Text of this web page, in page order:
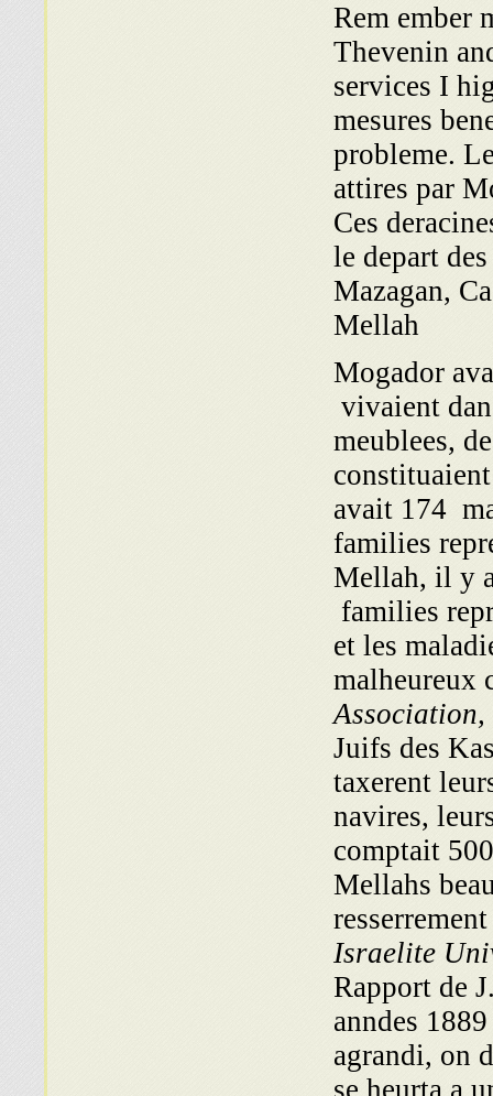
Rem ember
Thevenin
services I
mesures
probleme.
attires par
Ces
le depart
Mazagan,
Mellah
Mogador
vivaient
meublees,
avait 174
families
Mellah, il y
families
et les
malheureux
Association,
Juifs des
taxerent
navires,
comptait
Mellahs
Israelite
Rapport de
anndes 1889
agrandi, on
se heurta a